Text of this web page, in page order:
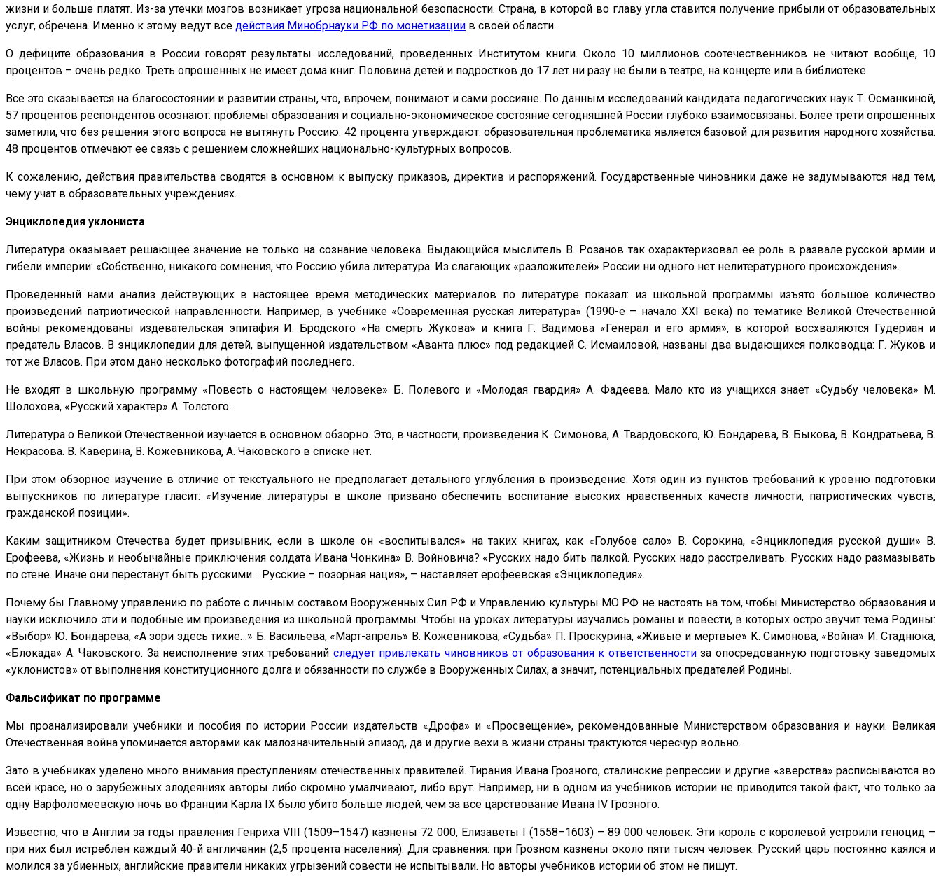
жизни и больше платят. Из-за утечки мозгов возникает угроза национальной безопасности. Страна, в которой во главу угла ставится получение прибыли от образовательных
услуг, обречена. Именно к этому ведут все действия Минобрнауки РФ по монетизации в своей области.
О дефиците образования в России говорят результаты исследований, проведенных Институтом книги. Около 10 миллионов соотечественников не читают вообще, 10
процентов – очень редко. Треть опрошенных не имеет дома книг. Половина детей и подростков до 17 лет ни разу не были в театре, на концерте или в библиотеке.
Все это сказывается на благосостоянии и развитии страны, что, впрочем, понимают и сами россияне. По данным исследований кандидата педагогических наук Т. Османкиной,
57 процентов респондентов осознают: проблемы образования и социально-экономическое состояние сегодняшней России глубоко взаимосвязаны. Более трети опрошенных
заметили, что без решения этого вопроса не вытянуть Россию. 42 процента утверждают: образовательная проблематика является базовой для развития народного хозяйства.
48 процентов отмечают ее связь с решением сложнейших национально-культурных вопросов.
К сожалению, действия правительства сводятся в основном к выпуску приказов, директив и распоряжений. Государственные чиновники даже не задумываются над тем,
чему учат в образовательных учреждениях.
Энциклопедия уклониста
Литература оказывает решающее значение не только на сознание человека. Выдающийся мыслитель В. Розанов так охарактеризовал ее роль в развале русской армии и
гибели империи: «Собственно, никакого сомнения, что Россию убила литература. Из слагающих «разложителей» России ни одного нет нелитературного происхождения».
Проведенный нами анализ действующих в настоящее время методических материалов по литературе показал: из школьной программы изъято большое количество
произведений патриотической направленности. Например, в учебнике «Современная русская литература» (1990-е – начало XXI века) по тематике Великой Отечественной
войны рекомендованы издевательская эпитафия И. Бродского «На смерть Жукова» и книга Г. Вадимова «Генерал и его армия», в которой восхваляются Гудериан и
предатель Власов. В энциклопедии для детей, выпущенной издательством «Аванта плюс» под редакцией С. Исмаиловой, названы два выдающихся полководца: Г. Жуков и
тот же Власов. При этом дано несколько фотографий последнего.
Не входят в школьную программу «Повесть о настоящем человеке» Б. Полевого и «Молодая гвардия» А. Фадеева. Мало кто из учащихся знает «Судьбу человека» М.
Шолохова, «Русский характер» А. Толстого.
Литература о Великой Отечественной изучается в основном обзорно. Это, в частности, произведения К. Симонова, А. Твардовского, Ю. Бондарева, В. Быкова, В. Кондратьева, В.
Некрасова. В. Каверина, В. Кожевникова, А. Чаковского в списке нет.
При этом обзорное изучение в отличие от текстуального не предполагает детального углубления в произведение. Хотя один из пунктов требований к уровню подготовки
выпускников по литературе гласит: «Изучение литературы в школе призвано обеспечить воспитание высоких нравственных качеств личности, патриотических чувств,
гражданской позиции».
Каким защитником Отечества будет призывник, если в школе он «воспитывался» на таких книгах, как «Голубое сало» В. Сорокина, «Энциклопедия русской души» В.
Ерофеева, «Жизнь и необычайные приключения солдата Ивана Чонкина» В. Войновича? «Русских надо бить палкой. Русских надо расстреливать. Русских надо размазывать
по стене. Иначе они перестанут быть русскими… Русские – позорная нация», – наставляет ерофеевская «Энциклопедия».
Почему бы Главному управлению по работе с личным составом Вооруженных Сил РФ и Управлению культуры МО РФ не настоять на том, чтобы Министерство образования и
науки исключило эти и подобные им произведения из школьной программы. Чтобы на уроках литературы изучались романы и повести, в которых остро звучит тема Родины:
«Выбор» Ю. Бондарева, «А зори здесь тихие…» Б. Васильева, «Март-апрель» В. Кожевникова, «Судьба» П. Проскурина, «Живые и мертвые» К. Симонова, «Война» И. Стаднюка,
«Блокада» А. Чаковского. За неисполнение этих требований следует привлекать чиновников от образования к ответственностиза опосредованную подготовку заведомых
«уклонистов» от выполнения конституционного долга и обязанности по службе в Вооруженных Силах, а значит, потенциальных предателей Родины.
Фальсификат по программе
Мы проанализировали учебники и пособия по истории России издательств «Дрофа» и «Просвещение», рекомендованные Министерством образования и науки. Великая
Отечественная война упоминается авторами как малозначительный эпизод, да и другие вехи в жизни страны трактуются чересчур вольно.
Зато в учебниках уделено много внимания преступлениям отечественных правителей. Тирания Ивана Грозного, сталинские репрессии и другие «зверства» расписываются во
всей красе, но о зарубежных злодеяниях авторы либо скромно умалчивают, либо врут. Например, ни в одном из учебников истории не приводится такой факт, что только за
одну Варфоломеевскую ночь во Франции Карла IX было убито больше людей, чем за все царствование Ивана IV Грозного.
Известно, что в Англии за годы правления Генриха VIII (1509–1547) казнены 72 000, Елизаветы I (1558–1603) – 89 000 человек. Эти король с королевой устроили геноцид –
при них был истреблен каждый 40-й англичанин (2,5 процента населения). Для сравнения: при Грозном казнены около пяти тысяч человек. Русский царь постоянно каялся и
молился за убиенных, английские правители никаких угрызений совести не испытывали. Но авторы учебников истории об этом не пишут.